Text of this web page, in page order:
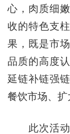
心，肉质细
收的特色支
果，既是市
品质的高度
延链补链强
餐饮市场、扩
此次活动